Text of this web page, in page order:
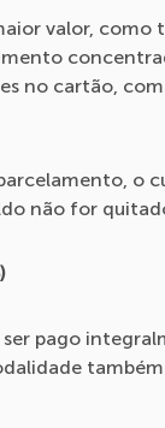
valor, como
no cartão,
o
não for
pago